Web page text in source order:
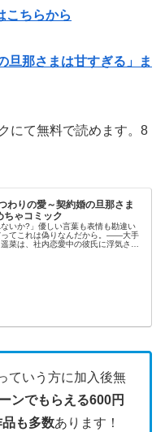
こちらから
旦那さまは甘すぎる」ま
にて無料で読めます。8
わりの愛～契約婚の旦那さま
ちゃコミック
ないか?」優しい言葉も表情も勘違い
てこれは偽りなんだから。――大手
菜は、社内恋愛中の彼氏に浮気さ
ていう方に加入後無
ンでもらえる600円
も多数あります！